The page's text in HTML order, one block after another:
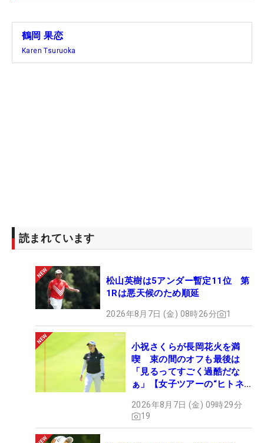
鶴岡 果恋
Karen Tsuruoka
読まれています
松山英樹は5アンダー暫定11位 第
1Rは悪天候のため順延
2026年8月7日 (金) 08時26分 1
小祝さくらが長岡花火を満
喫 束の間のオフも最後は
「見るってすごく過酷だな
ぁ」【女子ツアーの“ヒトネ
2026年8月7日 (金) 09時29分
19